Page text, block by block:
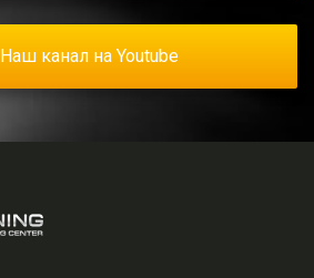
Наш канал на Youtube